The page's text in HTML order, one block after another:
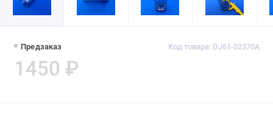
Предзаказ Код товара: DJ61-02370A
1450 ₽